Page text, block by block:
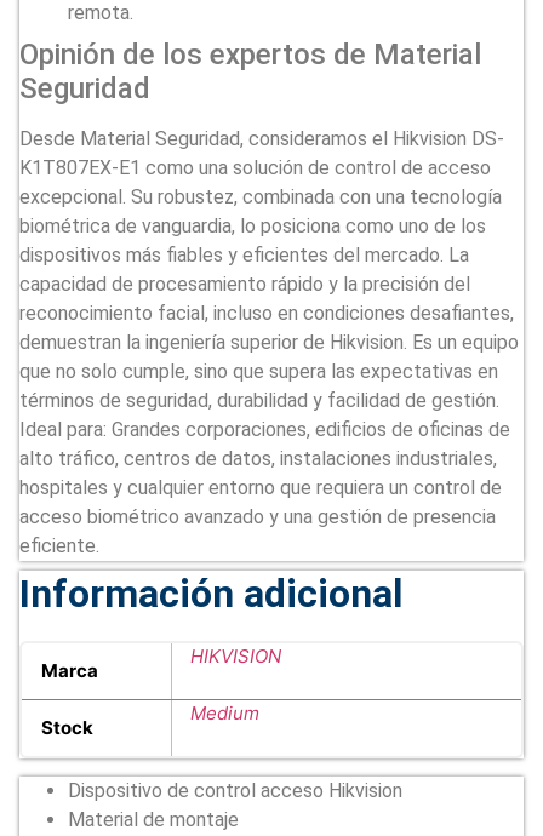
remota.
Opinión de los expertos de Material
Seguridad
Desde Material Seguridad, consideramos el Hikvision DS-
K1T807EX-E1 como una solución de control de acceso
excepcional. Su robustez, combinada con una tecnología
biométrica de vanguardia, lo posiciona como uno de los
dispositivos más fiables y eficientes del mercado. La
capacidad de procesamiento rápido y la precisión del
reconocimiento facial, incluso en condiciones desafiantes,
demuestran la ingeniería superior de Hikvision. Es un equipo
que no solo cumple, sino que supera las expectativas en
términos de seguridad, durabilidad y facilidad de gestión.
Ideal para: Grandes corporaciones, edificios de oficinas de
alto tráfico, centros de datos, instalaciones industriales,
hospitales y cualquier entorno que requiera un control de
acceso biométrico avanzado y una gestión de presencia
eficiente.
Información adicional
Marca
HIKVISION
Stock
Medium
Dispositivo de control acceso Hikvision
Material de montaje